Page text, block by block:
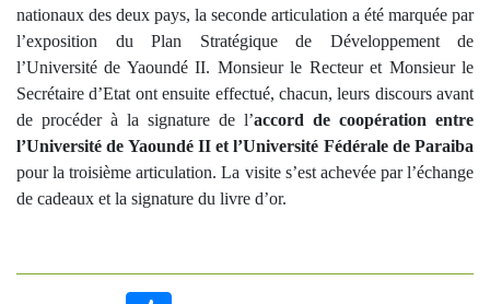
nationaux des deux pays, la seconde articulation a été marquée par
l’exposition du Plan Stratégique de Développement de
l’Université de Yaoundé II. Monsieur le Recteur et Monsieur le
Secrétaire d’Etat ont ensuite effectué, chacun, leurs discours avant
de procéder à la signature de l’accord de coopération entre
l’Université de Yaoundé II et l’Université Fédérale de Paraiba
pour la troisième articulation. La visite s’est achevée par l’échange
de cadeaux et la signature du livre d’or.